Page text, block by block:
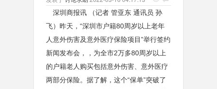
深圳商报讯 （记者 管亚东 通讯员 孙
飞）昨天，“深圳市户籍80周岁以上老年
人意外伤害及意外医疗保险项目”举行签约
新闻发布会，，为全市2万多80周岁以上
的户籍老人购买包括意外伤害、意外医疗
两部分保险。据了解，这个“保单”突破了